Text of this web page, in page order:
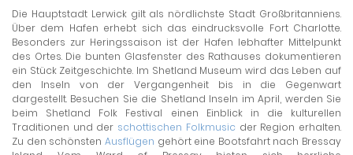
Die Hauptstadt Lerwick gilt als nördlichste Stadt Großbritanniens.
Über dem Hafen erhebt sich das eindrucksvolle Fort Charlotte.
Besonders zur Heringssaison ist der Hafen lebhafter Mittelpunkt
des Ortes. Die bunten Glasfenster des Rathauses dokumentieren
ein Stück Zeitgeschichte. Im Shetland Museum wird das Leben auf
den Inseln von der Vergangenheit bis in die Gegenwart
dargestellt. Besuchen Sie die Shetland Inseln im April, werden Sie
beim Shetland Folk Festival einen Einblick in die kulturellen
Traditionen und der schottischen Folkmusic der Region erhalten.
Zu den schönsten Ausflügen gehört eine Bootsfahrt nach Bressay